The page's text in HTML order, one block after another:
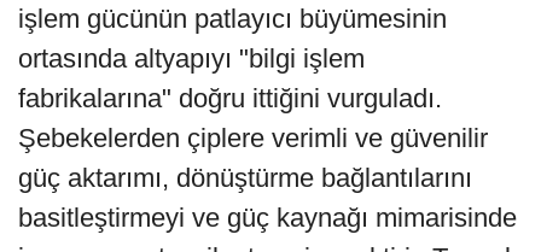
işlem gücünün patlayıcı büyümesinin
ortasında altyapıyı "bilgi işlem
fabrikalarına" doğru ittiğini vurguladı.
Şebekelerden çiplere verimli ve güvenilir
güç aktarımı, dönüştürme bağlantılarını
basitleştirmeyi ve güç kaynağı mimarisinde